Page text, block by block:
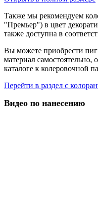
Также мы рекомендуем
"Премьер") в цвет
также доступна в
Вы можете приобрести
материал самостоятельно,
каталоге к колеровочной
Перейти в раздел с
Видео по нанесению